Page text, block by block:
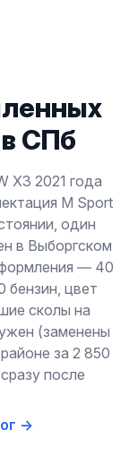
СПб
X3 2021 года
M Sport
один
в Выборгском
— 40
бензин, цвет
сколы на
(заменены
за 2 850
после
→